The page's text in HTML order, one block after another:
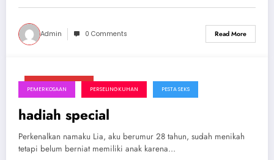
Admin 0 Comments Read More
PEMERKOSAAN PERSELINGKUHAN PESTA SEKS
hadiah special
Perkenalkan namaku Lia, aku berumur 28 tahun, sudah menikah
tetapi belum berniat memiliki anak karena…